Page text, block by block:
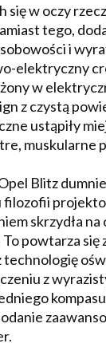
się w oczy
tego,
i
elektryczny
w
z czystą
ustąpiły
Blitz
skrzydła
powtarza
technologię
z